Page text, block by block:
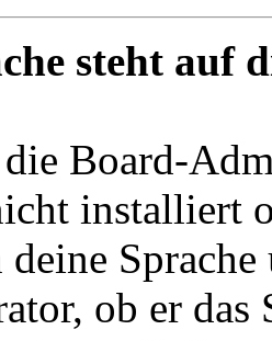
steht auf
Board-
installiert
ob er das